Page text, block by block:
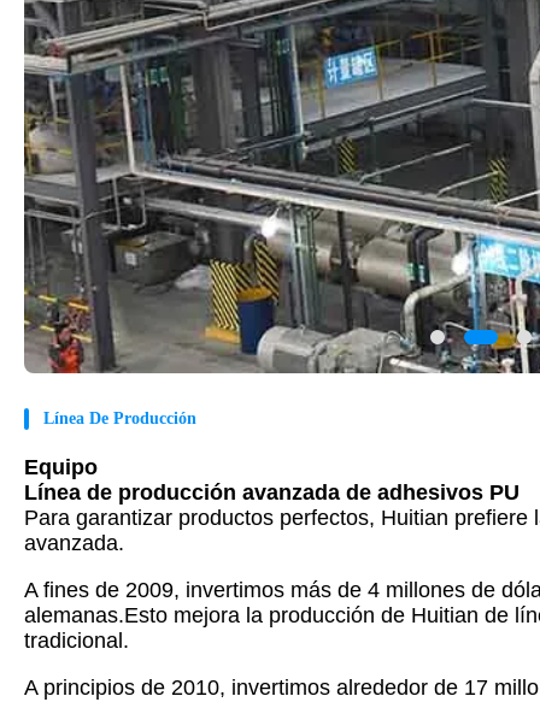
Línea De Producción
Equipo
Línea de producción avanzada de adhesivos PU
Para garantizar productos perfectos, Huitian
avanzada.
A fines de 2009, invertimos más de 4 millones de
alemanas.Esto mejora la producción de Huitian de
tradicional.
A principios de 2010, invertimos alrededor de 17